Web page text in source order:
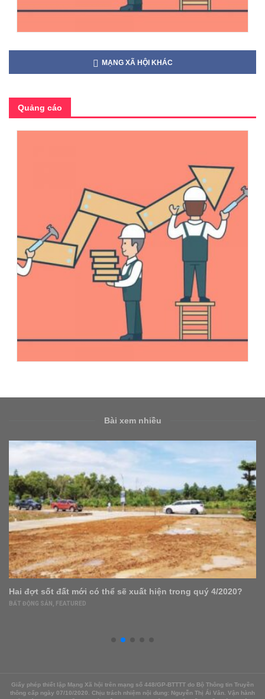
MẠNG XÃ HỘI KHÁC
Quảng cáo
Bài xem nhiều
Hai đợt sốt đất mới có thể sẽ xuất hiện trong quý 4/2020?
BẤT ĐỘNG SẢN FEATURED
Giấy phép thiết lập Mạng Xã hội trên mạng số 448/GP-BTTTT do Bộ Thông tin Truyền
thông cấp ngày 07/10/2020. Chịu trách nhiệm nội dung: Nguyễn Thị Ái Vân. Vận hành